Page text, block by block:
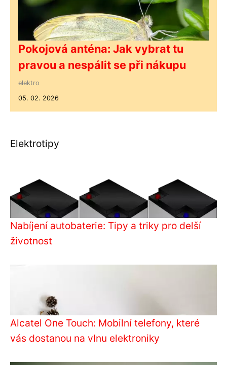
Pokojová anténa: Jak vybrat tu
pravou a nespálit se při nákupu
elektro
05. 02. 2026
Elektrotipy
Nabíjení autobaterie: Tipy a triky pro delší
životnost
Alcatel One Touch: Mobilní telefony, které
vás dostanou na vlnu elektroniky